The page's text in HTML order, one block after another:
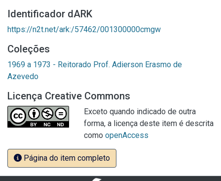
Identificador dARK
https://n2t.net/ark:/57462/001300000cmgw
Coleções
1969 a 1973 - Reitorado Prof. Adierson Erasmo de
Azevedo
Licença Creative Commons
Exceto quando indicado de outra
forma, a licença deste item é descrita
como openAccess
Página do item completo